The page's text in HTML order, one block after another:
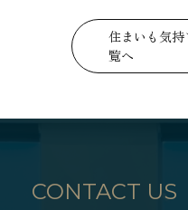
住まいも気
覧へ
CONTACT US